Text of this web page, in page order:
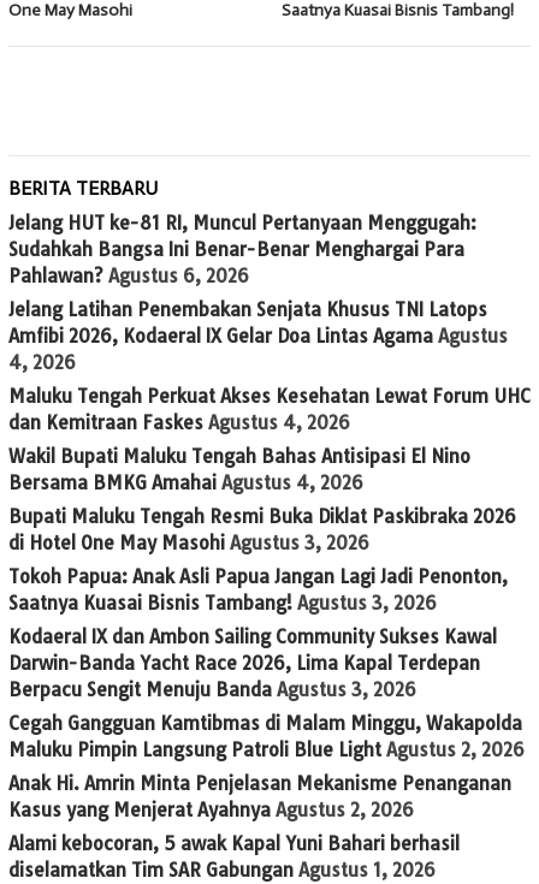
One May Masohi Saatnya Kuasai Bisnis Tambang!
BERITA TERBARU
Jelang HUT ke-81 RI, Muncul Pertanyaan Menggugah:
Sudahkah Bangsa Ini Benar-Benar Menghargai Para
Pahlawan? Agustus 6, 2026
Jelang Latihan Penembakan Senjata Khusus TNI Latops
Amfibi 2026, Kodaeral IX Gelar Doa Lintas Agama Agustus
4, 2026
Maluku Tengah Perkuat Akses Kesehatan Lewat Forum UHC
dan Kemitraan Faskes Agustus 4, 2026
Wakil Bupati Maluku Tengah Bahas Antisipasi El Nino
Bersama BMKG Amahai Agustus 4, 2026
Bupati Maluku Tengah Resmi Buka Diklat Paskibraka 2026
di Hotel One May Masohi Agustus 3, 2026
Tokoh Papua: Anak Asli Papua Jangan Lagi Jadi Penonton,
Saatnya Kuasai Bisnis Tambang! Agustus 3, 2026
Kodaeral IX dan Ambon Sailing Community Sukses Kawal
Darwin-Banda Yacht Race 2026, Lima Kapal Terdepan
Berpacu Sengit Menuju Banda Agustus 3, 2026
Cegah Gangguan Kamtibmas di Malam Minggu, Wakapolda
Maluku Pimpin Langsung Patroli Blue Light Agustus 2, 2026
Anak Hi. Amrin Minta Penjelasan Mekanisme Penanganan
Kasus yang Menjerat Ayahnya Agustus 2, 2026
Alami kebocoran, 5 awak Kapal Yuni Bahari berhasil
diselamatkan Tim SAR Gabungan Agustus 1, 2026